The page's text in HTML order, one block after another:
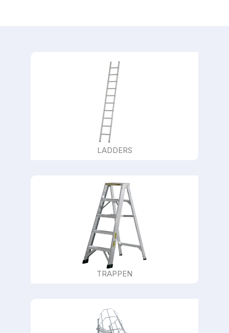
LADDERS
TRAPPEN